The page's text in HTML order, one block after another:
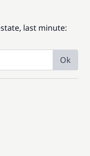
last minute:
Ok